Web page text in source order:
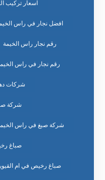
اسعار تركيب
افضل نجار في راس
رقم نجار راس الخيمة
رقم نجار في راس
شركات
شركة
شركة صبغ في راس
صباغ
صباغ رخيص في ام